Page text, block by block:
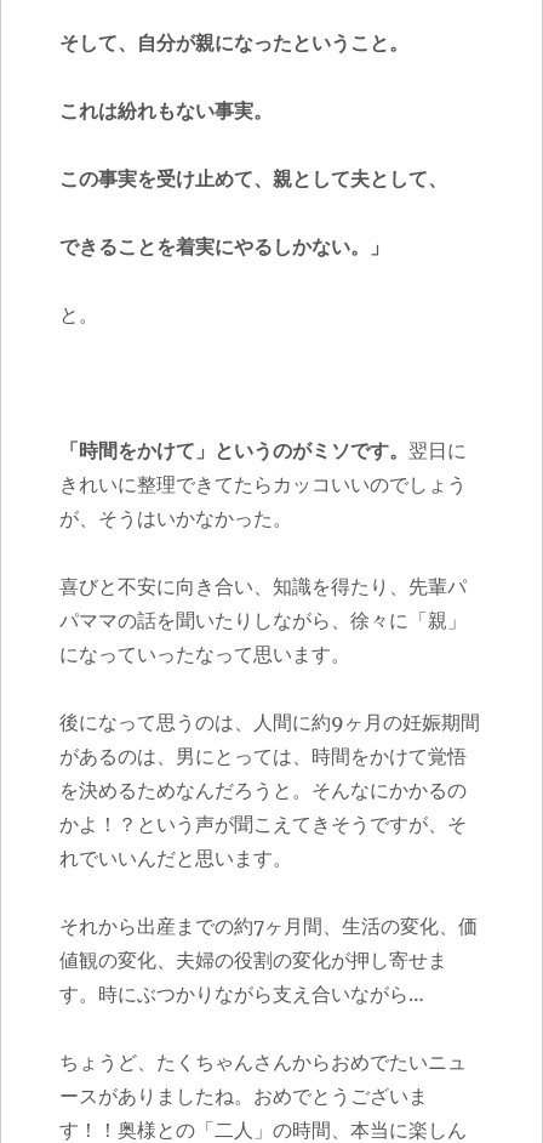
そして、自分が親になったということ。
これは紛れもない事実。
この事実を受け止めて、親として夫として、
できることを着実にやるしかない。」
と。
「時間をかけて」というのがミソです。 翌日に
きれいに整理できてたらカッコいいのでしょう
が、そうはいかなかった。
喜びと不安に向き合い、知識を得たり、先輩パ
パママの話を聞いたりしながら、徐々に「親」
になっていったなって思います。
後になって思うのは、人間に約9ヶ月の妊娠期間
があるのは、男にとっては、時間をかけて覚悟
を決めるためなんだろうと。そんなにかかるの
かよ！？という声が聞こえてきそうですが、そ
れでいいんだと思います。
それから出産までの約7ヶ月間、生活の変化、価
値観の変化、夫婦の役割の変化が押し寄せま
す。時にぶつかりながら支え合いながら…
ちょうど、たくちゃんさんからおめでたいニュ
ースがありましたね。おめでとうございま
す！！奥様との「二人」の時間、本当に楽しん